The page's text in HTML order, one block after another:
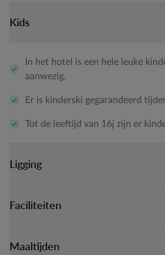
Kids
In het hotel is een hele leuke
aanwezig.
Er is kinderski gegarandeerd
Tot de leeftijd van 16j zijn er
Ligging
Faciliteiten
Maaltijden